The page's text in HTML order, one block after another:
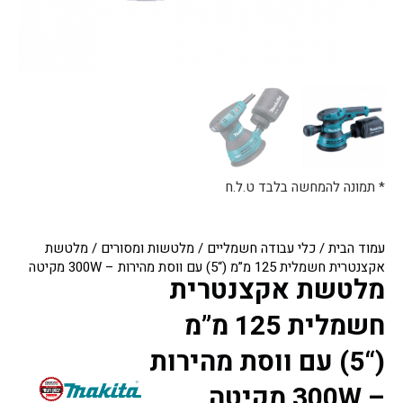
עמוד הבית/כלי עבודה חשמליים /מלטשות ומסורים / מלטשת
אקצנטרית חשמלית 125 מ”מ (“5) עם ווסת מהירות – 300W מקיטה
מלטשת אקצנטרית
חשמלית 125 מ”מ
(“5) עם ווסת מהירות
* תמונה להמחשה בלבד ט.ל.ח